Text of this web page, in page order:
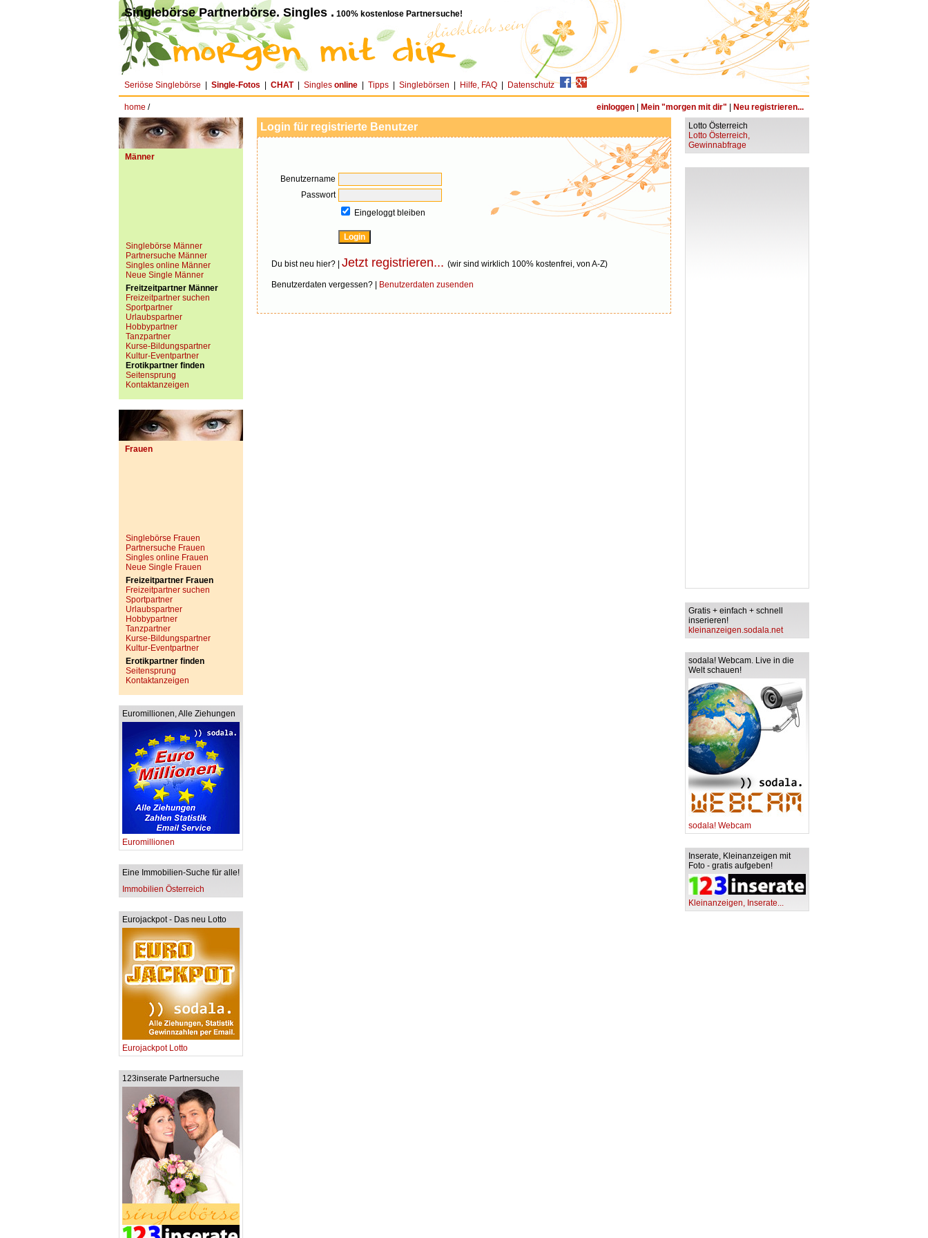
Singlebörse Partnerbörse. Singles . 100% kostenlose Partnersuche!
Seriöse Singlebörse Single-Fotos CHAT| Singles online Tipps Singlebörsen Hilfe, FAQ Datenschutz
home / einloggen Mein "morgen mit dir" Neu registrieren...
Männer
Singlebörse Männer
Partnersuche Männer
Singles online Männer
Neue Single Männer
Freitzeitpartner Männer
Freizeitpartner suchen
Sportpartner
Urlaubspartner
Hobbypartner
Tanzpartner
Kurse-Bildungspartner
Kultur-Eventpartner
Erotikpartner finden
Seitensprung
Kontaktanzeigen
Frauen
Singlebörse Frauen
Partnersuche Frauen
Singles online Frauen
Neue Single Frauen
Freizeitpartner Frauen
Freizeitpartner suchen
Sportpartner
Urlaubspartner
Hobbypartner
Tanzpartner
Kurse-Bildungspartner
Kultur-Eventpartner
Erotikpartner finden
Seitensprung
Kontaktanzeigen
Euromillionen, Alle Ziehungen
Euromillionen
Eine Immobilien-Suche für alle!
Immobilien Österreich
Eurojackpot - Das neu Lotto
Eurojackpot Lotto
123inserate Partnersuche
Login für registrierte Benutzer
Benutzername
Passwort
Eingeloggt bleiben
Du bist neu hier? | Jetzt registrieren... (wir sind wirklich 100% kostenfrei, von A-Z)
Benutzerdaten vergessen? | Benutzerdaten zusenden
Lotto Österreich
Lotto Österreich,
Gewinnabfrage
Gratis + einfach + schnell
inserieren!
kleinanzeigen.sodala.net
sodala! Webcam. Live in die
Welt schauen!
sodala! Webcam
Inserate, Kleinanzeigen mit
Foto - gratis aufgeben!
Kleinanzeigen, Inserate...